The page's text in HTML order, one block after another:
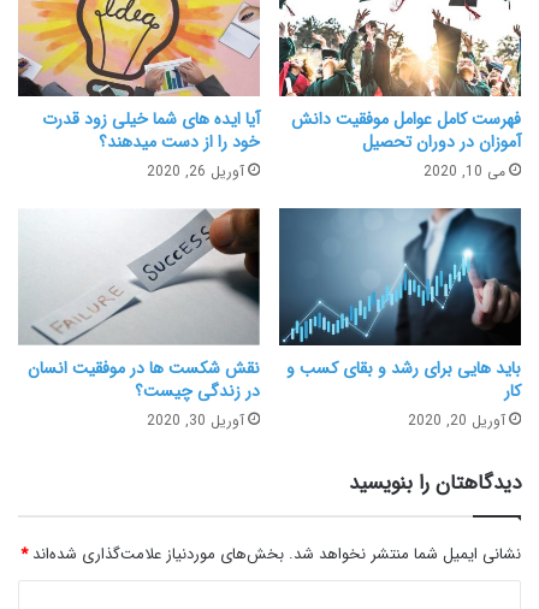
فهرست کامل عوامل موفقیت دانش
آموزان در دوران تحصیل
می 10, 2020
آیا ایده های شما خیلی زود قدرت
خود را از دست میدهند؟
آوریل 26, 2020
باید هایی برای رشد و بقای کسب و
کار
آوریل 20, 2020
نقش شکست ها در موفقیت انسان
در زندگی چیست؟
آوریل 30, 2020
دیدگاهتان را بنویسید
نشانی ایمیل شما منتشر نخواهد شد. بخش‌های موردنیاز علامت‌گذاری شده‌اند*